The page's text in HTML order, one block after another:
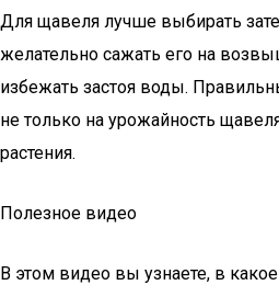
Для щавеля лучше выбирать
желательно сажать его на
избежать застоя воды.
не только на урожайность
растения.
Полезное видео
В этом видео вы узнаете, в